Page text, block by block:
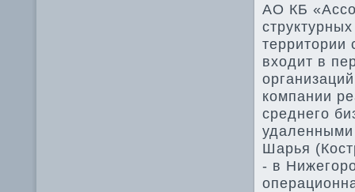
АО КБ
вхοдит в
компании
среднего
Шарья
- в